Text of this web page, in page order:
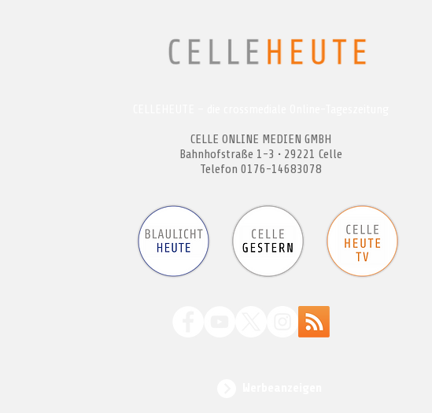
CELLE ONLINE MEDIEN GMBH
Bahnhofstraße 1-3 • 29221 Celle
Telefon 0176-14683078